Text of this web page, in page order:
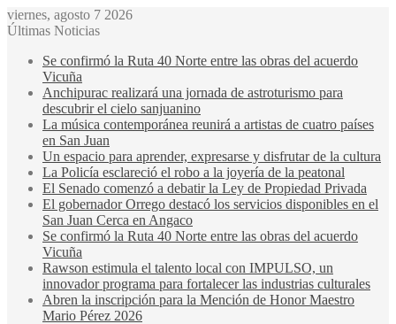
viernes, agosto 7 2026
Últimas Noticias
Se confirmó la Ruta 40 Norte entre las obras del acuerdo
Vicuña
Anchipurac realizará una jornada de astroturismo para
descubrir el cielo sanjuanino
La música contemporánea reunirá a artistas de cuatro países
en San Juan
Un espacio para aprender, expresarse y disfrutar de la cultura
La Policía esclareció el robo a la joyería de la peatonal
El Senado comenzó a debatir la Ley de Propiedad Privada
El gobernador Orrego destacó los servicios disponibles en el
San Juan Cerca en Angaco
Se confirmó la Ruta 40 Norte entre las obras del acuerdo
Vicuña
Rawson estimula el talento local con IMPULSO, un
innovador programa para fortalecer las industrias culturales
Abren la inscripción para la Mención de Honor Maestro
Mario Pérez 2026